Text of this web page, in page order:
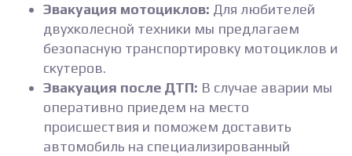
Эвакуация мотоциклов: Для любителей
двухколесной техники мы предлагаем
безопасную транспортировку мотоциклов и
скутеров.
Эвакуация после ДТП: В случае аварии мы
оперативно приедем на место
происшествия и поможем доставить
автомобиль на специализированный